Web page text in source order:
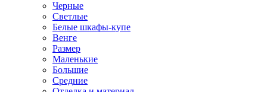
Черные
Светлые
Белые шкафы-купе
Венге
Размер
Маленькие
Большие
Средние